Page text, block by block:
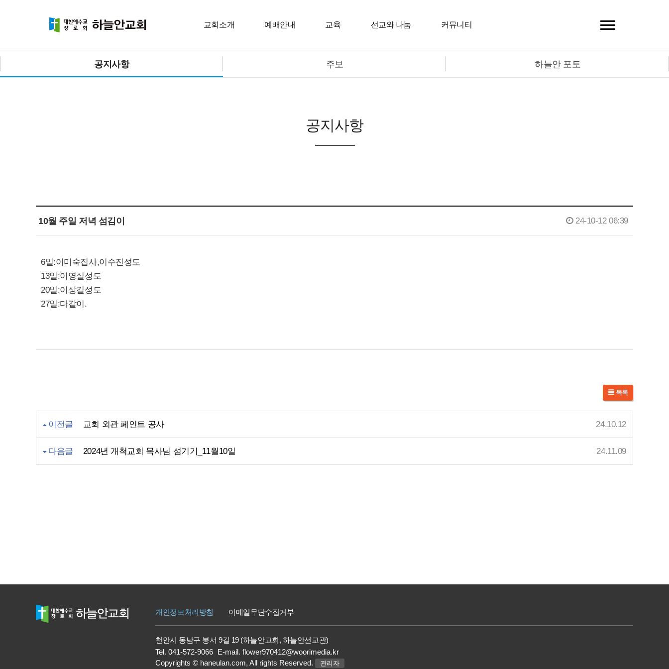
교회소개 예배안내 교육 선교와 나눔 커뮤니티
공지사항 주보 하늘안 포토
공지사항
10월 주일 저녁 섬김이 24-10-12 06:39
6일:이미숙집사,이수진성도
13일:이영실성도
20일:이상길성도
27일:다같이.
목록
이전글 교회 외관 페인트 공사 24.10.12
다음글 2024년 개척교회 목사님 섬기기_11월10일 24.11.09
개인정보처리방침 이메일무단수집거부
천안시 동남구 봉서 9길 19 (하늘안교회, 하늘안선교관)
Tel. 041-572-9066 E-mail. flower970412@woorimedia.kr
Copyrights © haneulan.com, All rights Reserved. 관리자